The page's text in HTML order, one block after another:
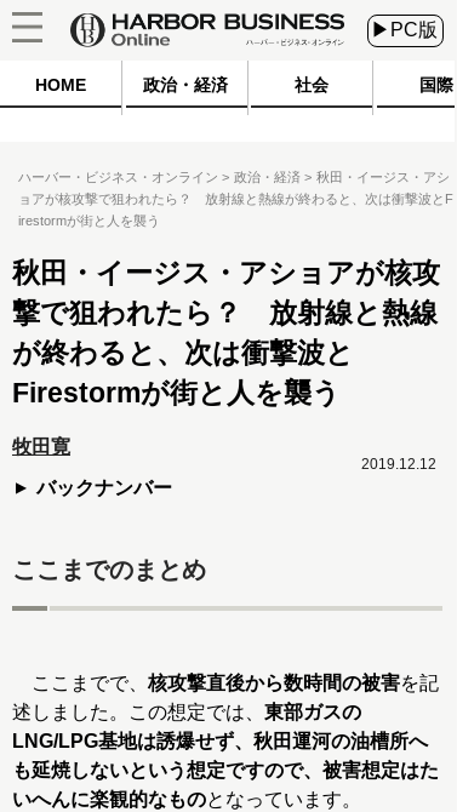
▶PC版
HOME 政治・経済 社会 国際
ハーバー・ビジネス・オンライン 政治・経済
秋田・イージス・アシ
ョアが核攻撃で狙われたら？ 放射線と熱線が終わると、次は衝撃波とF
irestormが街と人を襲う
秋田・イージス・アショアが核攻
撃で狙われたら？ 放射線と熱線
が終わると、次は衝撃波と
Firestormが街と人を襲う
牧田寛
バックナンバー
2019.12.12
ここまでのまとめ
ここまでで、 核攻撃直後から数時間の被害を記
述しました。この想定では、 東部ガスの
LNG/LPG基地は誘爆せず、秋田運河の油槽所へ
も延焼しないという想定ですので、被害想定はた
いへんに楽観的なものとなっています。